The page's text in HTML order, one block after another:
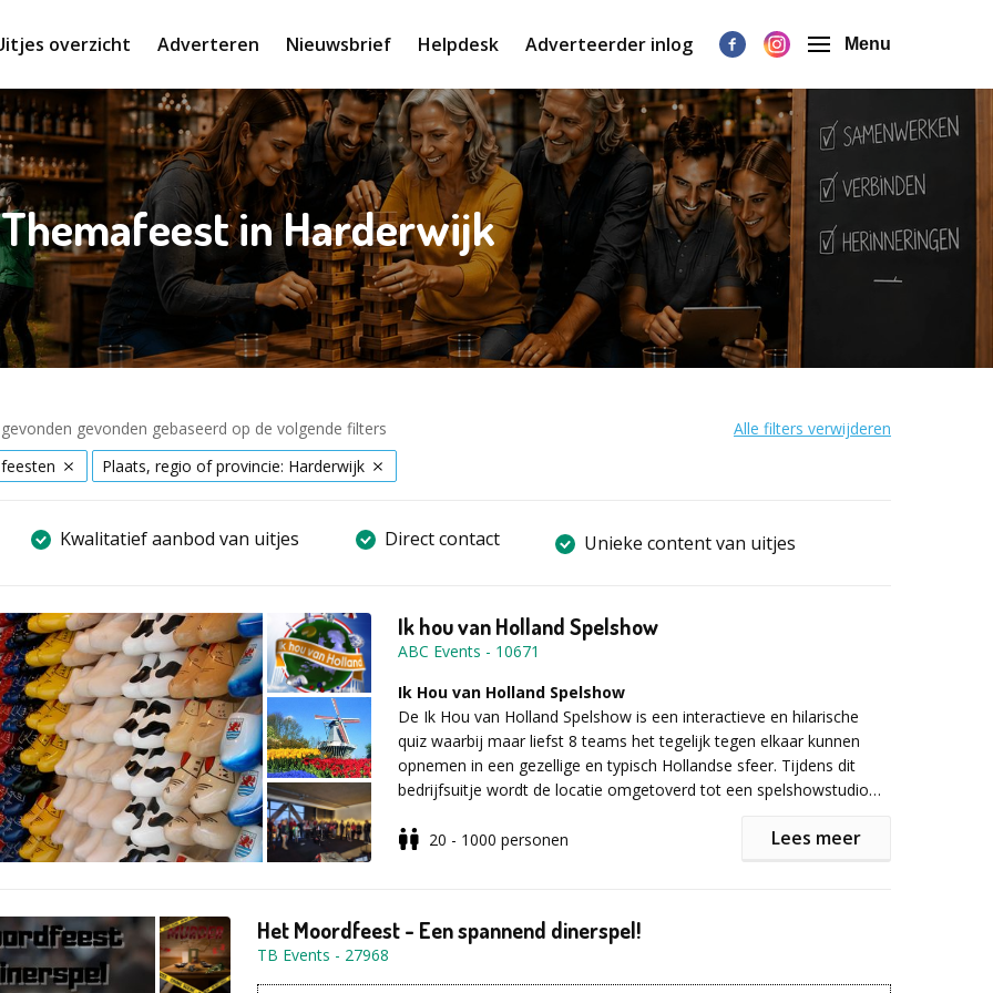
overzicht Adverteren Nieuwsbrief Helpdesk Adverteerder inlog Menu
Themafeest in Harderwijk
gevonden gebaseerd op de volgende filters
Alle filters verwijderen
Plaats, regio of provincie: Harderwijk
Kwalitatief aanbod van uitjes Direct contact Unieke content van uitjes
Ik hou van Holland Spelshow
ABC Events - 10671
Ik Hou van Holland Spelshow
De Ik Hou van Holland Spelshow is een interactieve en hilarische
quiz waarbij maar liefst 8 teams het tegelijk tegen elkaar kunnen
opnemen in een gezellige en typisch Hollandse sfeer. Tijdens dit
bedrijfsuitje wordt de locatie omgetoverd tot een spelshowstudio
quizdesk en start de show met een enthousiaste spelshow-host.
Tijdens verschillende rondes beantwoorden teams vragen over
20 - 1000 personen Lees meer
Het Moordfeest - Een spannend dinerspel!
TB Events - 27968